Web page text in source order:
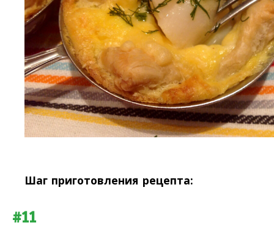
Шаг приготовления рецепта:
#11